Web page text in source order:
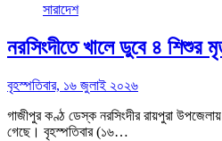
সারাদেশ
নরসিংদীতে খালে ডুবে ৪ শিশুর
বৃহস্পতিবার, ১৬ জুলাই ২০২৬
গাজীপুর কণ্ঠ ডেস্ক নরসিংদীর রায়পুরা
গেছে। বৃহস্পতিবার (১৬…